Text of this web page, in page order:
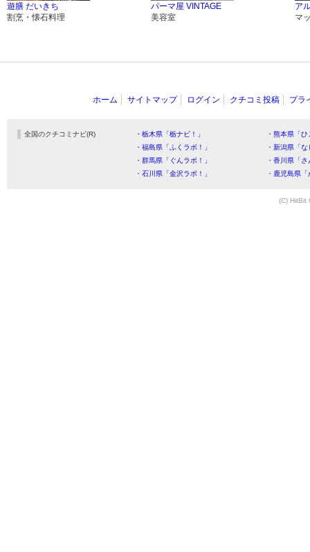
遊膳 だいきち
割烹・懐石料理
パーマ屋 VINTAGE
美容室
ア
マ
ホーム サイトマップ ログイン クチコミ投稿 プラ
全国のクチコミナビ(R) ・栃木県「栃ナビ！」
・熊本県「
・福島県「ふくラボ！」
・新潟県「
・群馬県「ぐんラボ！」
・香川県「
・石川県「金沢ラボ！」
・鹿児島県
(C) HitBit